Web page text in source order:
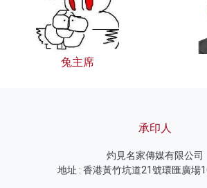
兔主席
承印人
灼見名家傳媒有限公司
地址 : 香港黃竹坑道21號環匯廣場